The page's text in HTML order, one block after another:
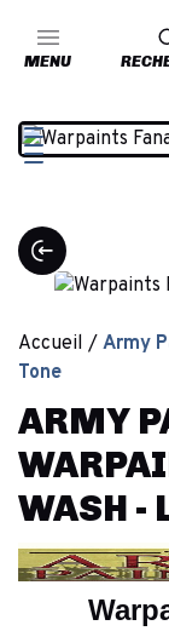
MENU
Accueil
Army
Tone
ARMY
WASH -